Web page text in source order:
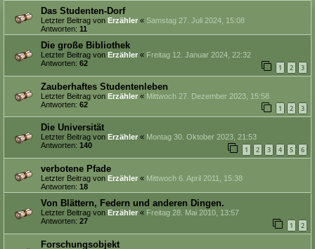
Das Studenten-Dorf
Letzter Beitrag von Erzähler « Samstag 27. Juli 2024, 15:08
Antworten: 11
Die große Bibliothek
Letzter Beitrag von Erzähler « Freitag 12. Januar 2024, 22:32
Antworten: 62 1 2 3
Zauberhaftes Studentenleben
Letzter Beitrag von Erzähler « Mittwoch 27. Dezember 2023, 15:58
Antworten: 62 1 2 3
Die Universität
Letzter Beitrag von Erzähler « Montag 30. Oktober 2023, 21:53
Antworten: 140 1 2 3 4 5 6
verbotene Pfade
Letzter Beitrag von Erzähler « Mittwoch 6. April 2011, 15:38
Antworten: 18
Von Blättern, Federn und anderen Dingen.
Letzter Beitrag von Erzähler « Freitag 28. Mai 2010, 13:57
Antworten: 27 1 2
Forschungsobjekt